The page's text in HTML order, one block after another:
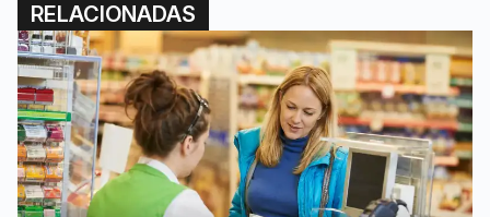
RELACIONADAS